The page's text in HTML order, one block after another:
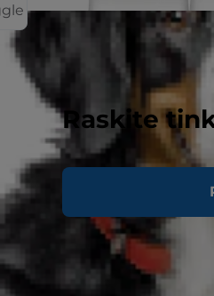
Raskite
Šlapimo takų